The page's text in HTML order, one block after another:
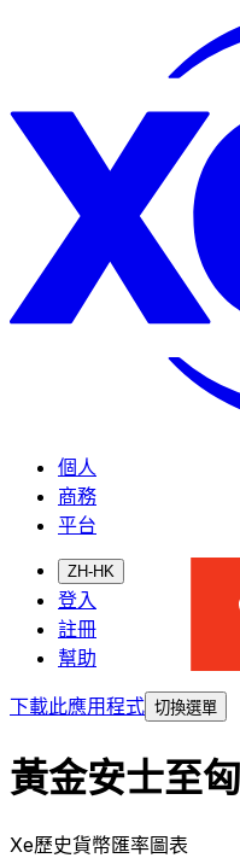
個人
商務
平台
ZH-HK
登入
註冊
幫助
下載此應用程式 切換選單
黃金安士至
Xe歷史貨幣匯率圖表